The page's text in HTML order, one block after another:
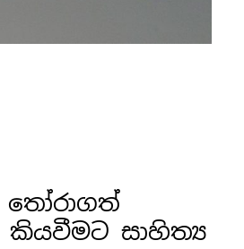
තෝරාගත්
සාහිත්‍ය